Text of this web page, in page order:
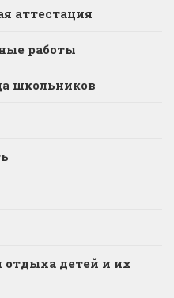
аттестация
работы
школьников
отдыха детей и их